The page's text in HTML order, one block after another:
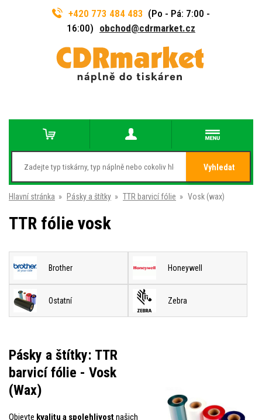
+420 773 484 483 (Po - Pá: 7:00 -
16:00) obchod@cdrmarket.cz
Vyhledat
Hlavní stránka » Pásky a štítky » TTR barvicí fólie » Vosk (wax)
TTR fólie vosk
Brother Honeywell
Ostatní Zebra
Pásky a štítky: TTR
barvicí fólie - Vosk
(Wax)
Objevte kvalitu a spolehlivostnašich